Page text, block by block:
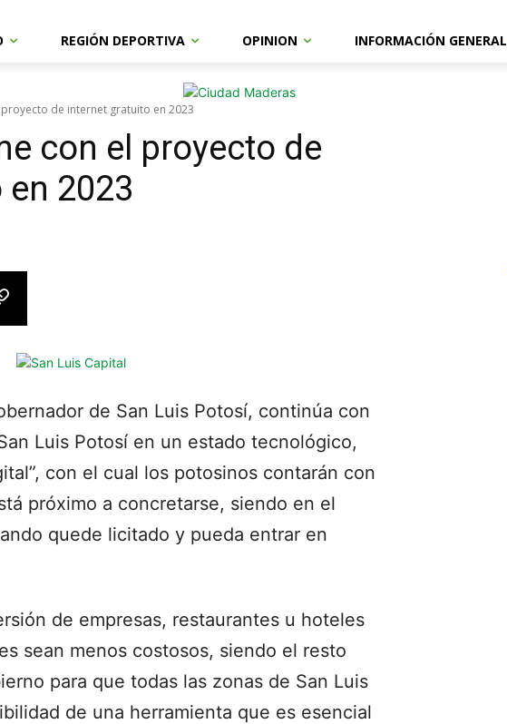
REGIÓN DEPORTIVA OPINION INFORMACIÓN GENERAL
de internet gratuito en 2023
con el proyecto de
2023
de San Luis Potosí, continúa con
Luis Potosí en un estado tecnológico,
con el cual los potosinos contarán con
próximo a concretarse, siendo en el
quede licitado y pueda entrar en
de empresas, restaurantes u hoteles
sean menos costosos, siendo el resto
para que todas las zonas de San Luis
de una herramienta que es esencial